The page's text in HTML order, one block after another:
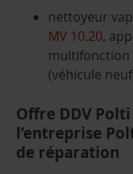
nettoyeur
MV 10.20,
multifonction
(véhicule
Offre DDV
l’entreprise
de réparation